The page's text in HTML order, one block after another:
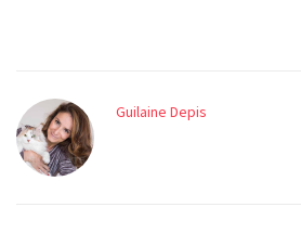
Guilaine Depis